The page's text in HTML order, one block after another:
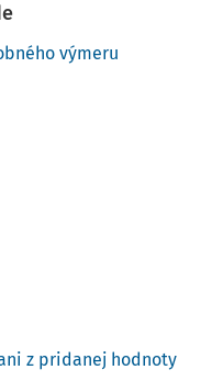
výmeru
z pridanej hodnoty